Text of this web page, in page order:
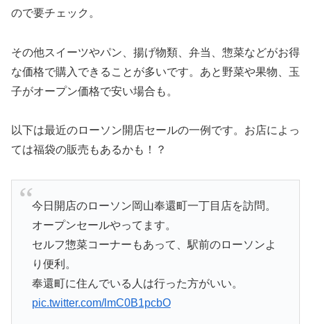
ので要チェック。
その他スイーツやパン、揚げ物類、弁当、惣菜などがお得
な価格で購入できることが多いです。あと野菜や果物、玉
子がオープン価格で安い場合も。
以下は最近のローソン開店セールの一例です。お店によっ
ては福袋の販売もあるかも！？
今日開店のローソン岡山奉還町一丁目店を訪問。
オープンセールやってます。
セルフ惣菜コーナーもあって、駅前のローソンよ
り便利。
奉還町に住んでいる人は行った方がいい。
pic.twitter.com/lmC0B1pcbO